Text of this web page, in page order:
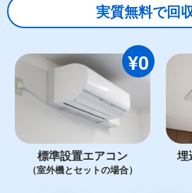
実質無料で回
¥0
標準設置エアコン
（室外機とセットの場合）
埋